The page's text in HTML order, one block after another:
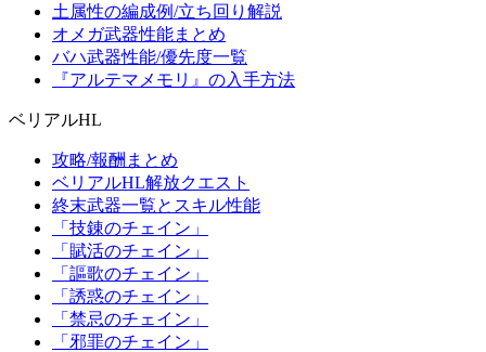
土属性の編成例/立ち回り解説
オメガ武器性能まとめ
バハ武器性能/優先度一覧
『アルテマメモリ』の入手方法
ベリアルHL
攻略/報酬まとめ
ベリアルHL解放クエスト
終末武器一覧とスキル性能
「技錬のチェイン」
「賦活のチェイン」
「謳歌のチェイン」
「誘惑のチェイン」
「禁忌のチェイン」
「邪罪のチェイン」